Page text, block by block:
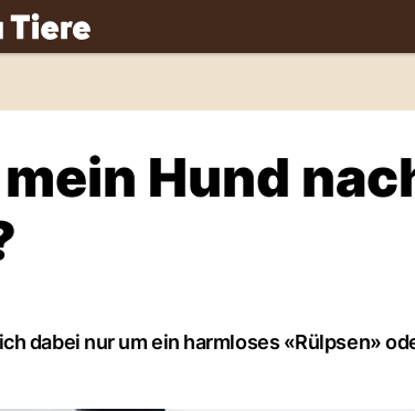
Hund
dabei nur um ein harmloses «Rülpsen»